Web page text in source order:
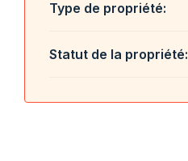
Type de propriété:
Statut de la propriété: